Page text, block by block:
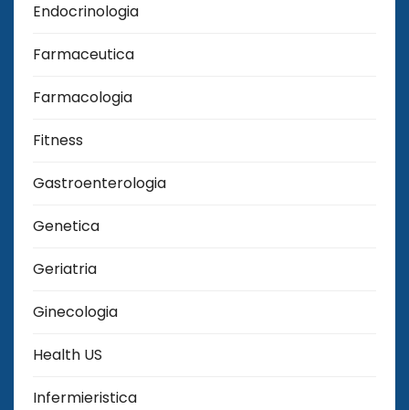
Endocrinologia
Farmaceutica
Farmacologia
Fitness
Gastroenterologia
Genetica
Geriatria
Ginecologia
Health US
Infermieristica